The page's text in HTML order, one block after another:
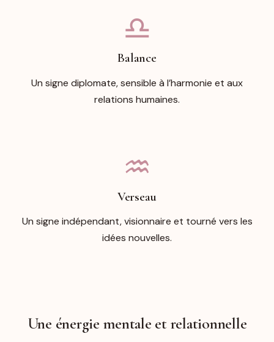
♎︎
Balance
Un signe diplomate, sensible à l’harmonie et aux
relations humaines.
♒︎
Verseau
Un signe indépendant, visionnaire et tourné vers les
idées nouvelles.
Une énergie mentale et relationnelle